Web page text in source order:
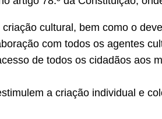
cultural, bem como o
com todos os agentes
de todos os cidadãos aos
a criação individual e